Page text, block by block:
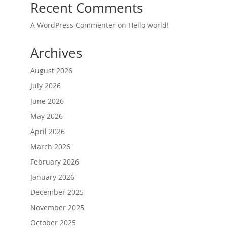
Recent Comments
A WordPress Commenteron Hello world!
Archives
August 2026
July 2026
June 2026
May 2026
April 2026
March 2026
February 2026
January 2026
December 2025
November 2025
October 2025